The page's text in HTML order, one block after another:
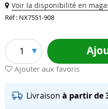
Voir la disponibilité en
Réf : NX7551-908
1
Ajouter aux favoris
Livraison à partir de